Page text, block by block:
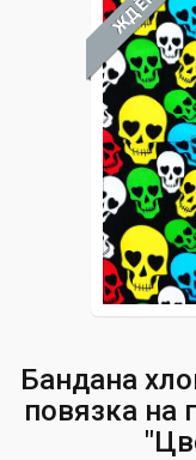
Бандана
повязка на